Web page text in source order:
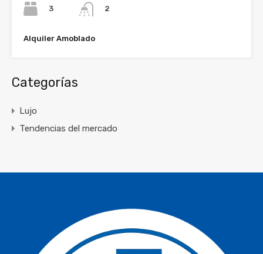
3
2
Alquiler Amoblado
Categorías
Lujo
Tendencias del mercado